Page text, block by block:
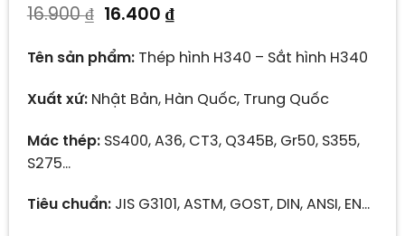
16.900₫
Giá
là:
16.900 ₫.
16.400 ₫Giá
tại
là:
Tên sản phẩm:Thép hình H340 – Sắt hình H340
Xuất xứ:Nhật Bản, Hàn Quốc, Trung Quốc
Mác thép:SS400, A36, CT3, Q345B, Gr50, S355,
S275…
Tiêu chuẩn:JIS G3101, ASTM, GOST, DIN, ANSI, EN…